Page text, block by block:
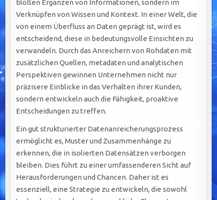
bloßen Ergänzen von Informationen, sondern im
Verknüpfen von Wissen und Kontext. In einer Welt, die
von einem Überfluss an Daten geprägt ist, wird es
entscheidend, diese in bedeutungsvolle Einsichten zu
verwandeln. Durch das Anreichern von Rohdaten mit
zusätzlichen Quellen, metadaten und analytischen
Perspektiven gewinnen Unternehmen nicht nur
präzisere Einblicke in das Verhalten ihrer Kunden,
sondern entwickeln auch die Fähigkeit, proaktive
Entscheidungen zu treffen.
Ein gut strukturierter Datenanreicherungsprozess
ermöglicht es, Muster und Zusammenhänge zu
erkennen, die in isolierten Datensätzen verborgen
bleiben. Dies führt zu einer umfassenderen Sicht auf
Herausforderungen und Chancen. Daher ist es
essenziell, eine Strategie zu entwickeln, die sowohl